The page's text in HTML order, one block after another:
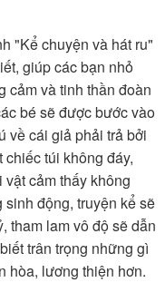
"Kể chuyện và hát ru"
giúp các bạn nhỏ
cảm và tinh thần đoàn
bé sẽ được bước vào
về cái giả phải trả bởi
túi không đáy,
cảm thấy không
động, truyện kể sẽ
tham lam vô độ sẽ dẫn
trân trọng những gì
hòa, lương thiện hơn.